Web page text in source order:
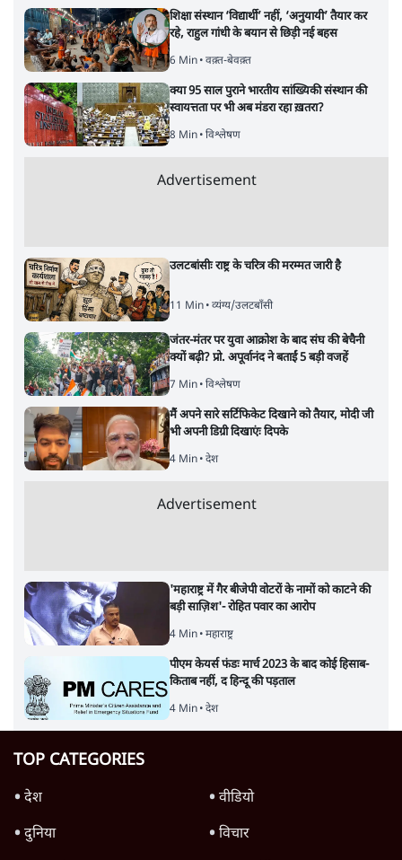
शिक्षा संस्थान ‘विद्यार्थी’ नहीं, ‘अनुयायी’ तैयार कर
रहे, राहुल गांधी के बयान से छिड़ी नई बहस
6 Min• वक़्त-बेवक़्त
क्या 95 साल पुराने भारतीय सांख्यिकी संस्थान की
स्वायत्तता पर भी अब मंडरा रहा ख़तरा?
8 Min• विश्लेषण
Advertisement
उलटबांसीः राष्ट्र के चरित्र की मरम्मत जारी है
11 Min• व्यंग्य/उलटबाँसी
जंतर-मंतर पर युवा आक्रोश के बाद संघ की बेचैनी
क्यों बढ़ी? प्रो. अपूर्वानंद ने बताईं 5 बड़ी वजहें
7 Min• विश्लेषण
मैं अपने सारे सर्टिफिकेट दिखाने को तैयार, मोदी जी
भी अपनी डिग्री दिखाएंः दिपके
4 Min• देश
Advertisement
'महाराष्ट्र में गैर बीजेपी वोटरों के नामों को काटने की
बड़ी साज़िश'- रोहित पवार का आरोप
4 Min• महाराष्ट्र
पीएम केयर्स फंडः मार्च 2023 के बाद कोई हिसाब-
किताब नहीं, द हिन्दू की पड़ताल
4 Min• देश
TOP CATEGORIES
देश
वीडियो
दुनिया
विचार